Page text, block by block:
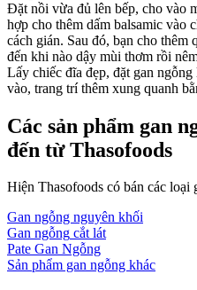
Đặt nồi vừa đủ lên bếp, cho vào
hợp cho thêm dấm balsamic vào
cách gián. Sau đó, bạn cho thêm
đến khi nào dậy mùi thơm rồi
Lấy chiếc đĩa đẹp, đặt gan
vào, trang trí thêm xung quanh
Các sản phẩm gan
đến từ Thasofoods
Hiện Thasofoods có bán các loại
Gan ngỗng nguyên khối
Gan ngỗng cắt lát
Pate Gan Ngỗng
Sản phẩm gan ngỗng khác